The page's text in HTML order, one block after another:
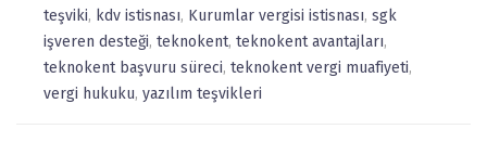
teşviki, kdv istisnası, Kurumlar vergisi istisnası, sgk
işveren desteği, teknokent, teknokent avantajları,
teknokent başvuru süreci, teknokent vergi muafiyeti,
vergi hukuku, yazılım teşvikleri